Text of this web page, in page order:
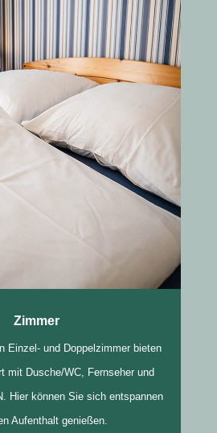
Zimmer
Einzel- und Doppelzimmer bieten
mit Dusche/WC, Fernseher und
Hier können Sie sich entspannen
Aufenthalt genießen.